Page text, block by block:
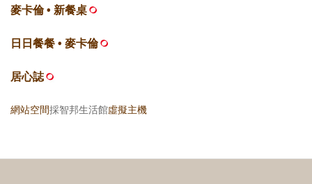
麥卡倫 • 新餐桌
日日餐餐 • 麥卡倫
居心誌
網站空間採智邦生活館虛擬主機